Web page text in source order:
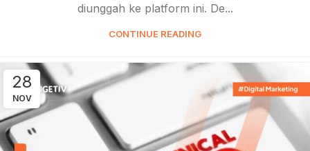
diunggah ke platform ini. De...
CONTINUE READING
28
NOV